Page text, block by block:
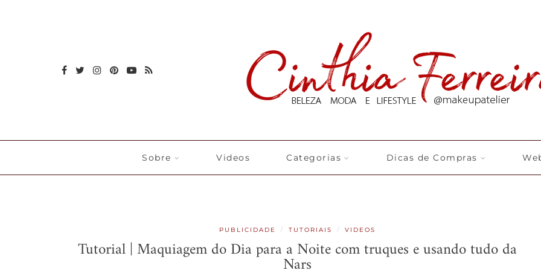
Sobre Videos Categorias Dicas de Compras
PUBLICIDADE / TUTORIAIS / VIDEOS
Tutorial | Maquiagem do Dia para a Noite com truques e usando tudo da
Nars